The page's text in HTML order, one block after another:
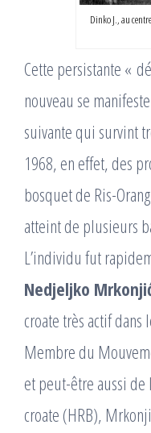
Dinko J., au
Cette persistante «
nouveau se
suivante qui survint
1968, en effet, des
bosquet de Ris-
atteint de plusieurs
L’individu fut
Nedjeljko
croate très actif dans
Membre du
et peut-être aussi
croate (HRB),